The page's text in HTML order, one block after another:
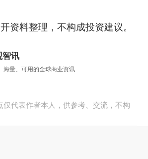
资料整理，不构成投资建议。
智讯
海量、可用的全球商业资讯
仅代表作者本人，供参考、交流，不构